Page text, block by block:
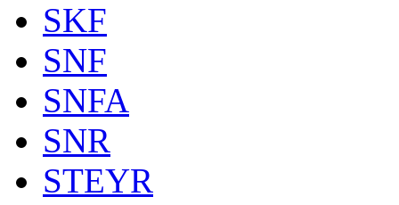
SKF
SNF
SNFA
SNR
STEYR